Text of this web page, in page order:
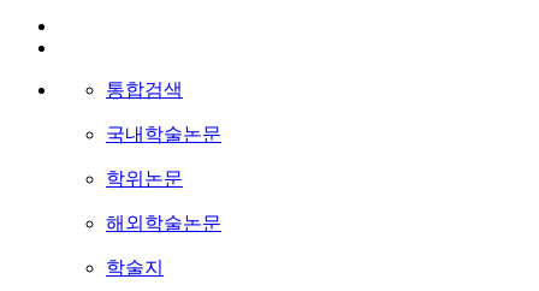
통합검색
국내학술논문
학위논문
해외학술논문
학술지